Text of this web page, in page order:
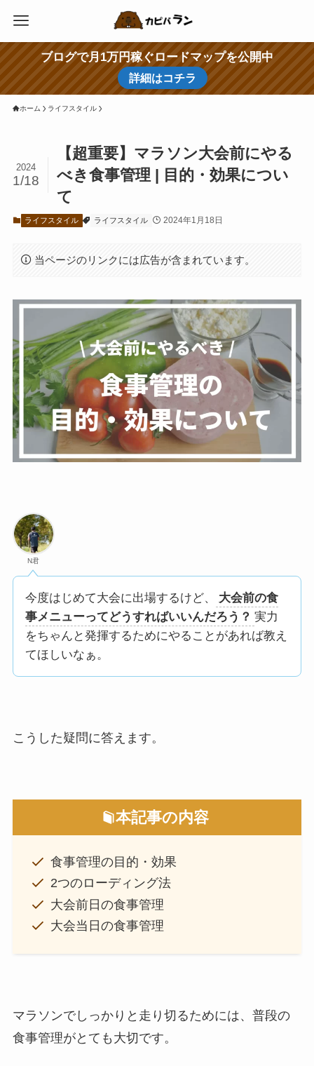
ブログで月1万円稼ぐロードマップを公開中
詳細はコチラ
ホーム ライフスタイル
【超重要】マラソン大会前にやる
べき食事管理 | 目的・効果につい
て
2024
1/18
ライフスタイル ライフスタイル 2024年1月18日
当ページのリンクには広告が含まれています。
N君
今度はじめて大会に出場するけど、
大会前の食
事メニューってどうすればいいんだろう？ 実力
をちゃんと発揮するためにやることがあれば教え
てほしいなぁ。
こうした疑問に答えます。
本記事の内容
食事管理の目的・効果
2つのローディング法
大会前日の食事管理
大会当日の食事管理
マラソンでしっかりと走り切るためには、普段の
食事管理がとても大切です。